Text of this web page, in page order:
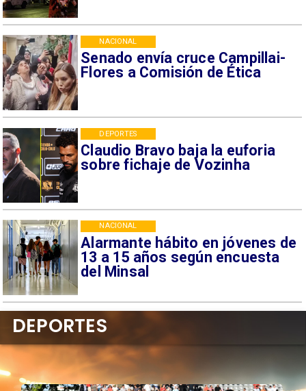
Senado envía cruce Campillai-
Flores a Comisión de Ética
NACIONAL
Claudio Bravo baja la euforia
sobre fichaje de Vozinha
DEPORTES
Alarmante hábito en jóvenes de
13 a 15 años según encuesta
del Minsal
NACIONAL
DEPORTES